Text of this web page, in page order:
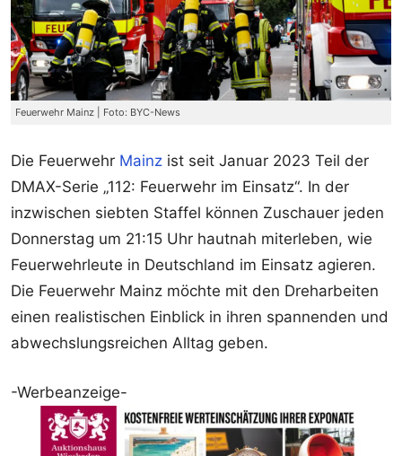
Feuerwehr Mainz | Foto: BYC-News
Die Feuerwehr Mainz ist seit Januar 2023 Teil der
DMAX-Serie „112: Feuerwehr im Einsatz“. In der
inzwischen siebten Staffel können Zuschauer jeden
Donnerstag um 21:15 Uhr hautnah miterleben, wie
Feuerwehrleute in Deutschland im Einsatz agieren.
Die Feuerwehr Mainz möchte mit den Dreharbeiten
einen realistischen Einblick in ihren spannenden und
abwechslungsreichen Alltag geben.
-Werbeanzeige-